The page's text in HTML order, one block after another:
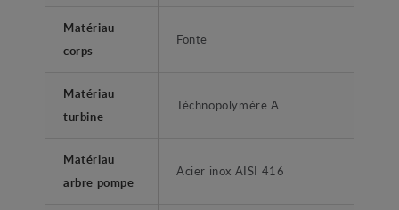
Matériau
corps
Fonte
Matériau
turbine
Téchnopolymère A
Matériau
arbre pompe
Acier inox AISI 416